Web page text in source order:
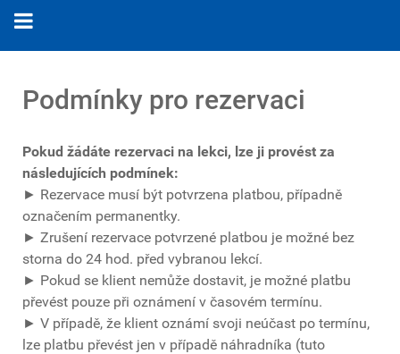
Podmínky pro rezervaci
Pokud žádáte rezervaci na lekci, lze ji provést za
následujících podmínek:
► Rezervace musí být potvrzena platbou, případně
označením permanentky.
► Zrušení rezervace potvrzené platbou je možné bez
storna do 24 hod. před vybranou lekcí.
► Pokud se klient nemůže dostavit, je možné platbu
převést pouze při oznámení v časovém termínu.
► V případě, že klient oznámí svoji neúčast po termínu,
lze platbu převést jen v případě náhradníka (tuto